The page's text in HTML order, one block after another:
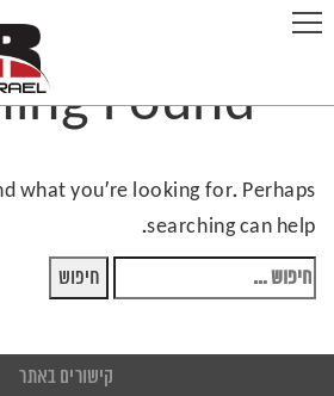
Found.
what you’re looking for. Perhaps
searching can help.
חיפוש:
קישורים באתר